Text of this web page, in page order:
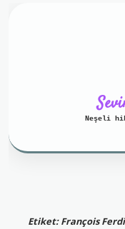
Neşeli
Etiket:François